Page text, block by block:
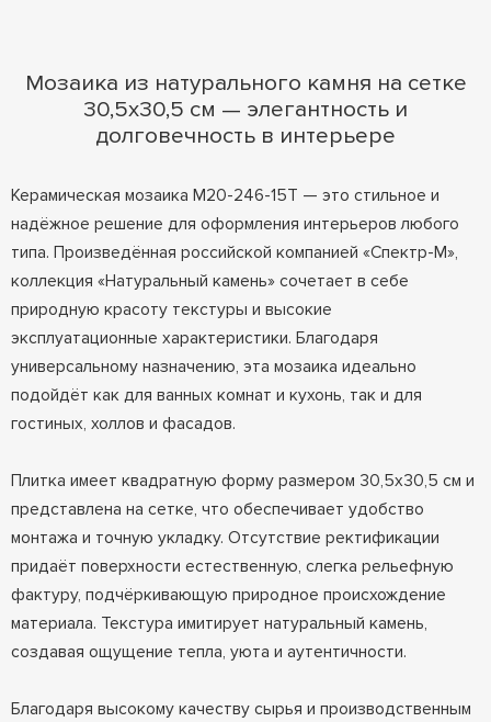
Мозаика из натурального камня на сетке
30,5x30,5 см — элегантность и
долговечность в интерьере
Керамическая мозаика М20-246-15Т — это стильное и
надёжное решение для оформления интерьеров любого
типа. Произведённая российской компанией «Спектр-М»,
коллекция «Натуральный камень» сочетает в себе
природную красоту текстуры и высокие
эксплуатационные характеристики. Благодаря
универсальному назначению, эта мозаика идеально
подойдёт как для ванных комнат и кухонь, так и для
гостиных, холлов и фасадов.
Плитка имеет квадратную форму размером 30,5x30,5 см и
представлена на сетке, что обеспечивает удобство
монтажа и точную укладку. Отсутствие ректификации
придаёт поверхности естественную, слегка рельефную
фактуру, подчёркивающую природное происхождение
материала. Текстура имитирует натуральный камень,
создавая ощущение тепла, уюта и аутентичности.
Благодаря высокому качеству сырья и производственным